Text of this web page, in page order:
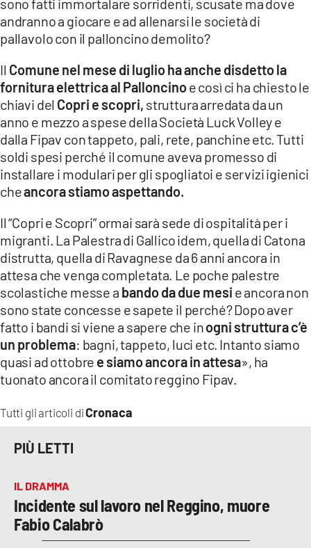
Tutti gli articoli diCronaca
andranno a giocare e ad allenarsi le società di
pallavolo con il palloncino demolito?
Il Comune nel mese di luglio ha anche disdetto la
fornitura elettrica al Palloncinoe così ci ha chiesto le
chiavi del Copri e scopri, struttura arredata da un
anno e mezzo a spese della Società Luck Volley e
dalla Fipav con tappeto, pali, rete, panchine etc. Tutti
soldi spesi perché il comune aveva promesso di
installare i modulari per gli spogliatoi e servizi igienici
cheancora stiamo aspettando.
Il “Copri e Scopri” ormai sarà sede di ospitalità per i
migranti. La Palestra di Gallico idem, quella di Catona
distrutta, quella di Ravagnese da 6 anni ancora in
attesa che venga completata. Le poche palestre
scolastiche messe a bando da due mesi e ancora non
sono state concesse e sapete il perché? Dopo aver
fatto i bandi si viene a sapere che inogni struttura c’è
un problema: bagni, tappeto, luci etc. Intanto siamo
quasi ad ottobre e siamo ancora in attesa», ha
tuonato ancora il comitato reggino Fipav.
PIÙ LETTI
IL DRAMMA
Incidente sul lavoro nel Reggino, muore
Fabio Calabrò